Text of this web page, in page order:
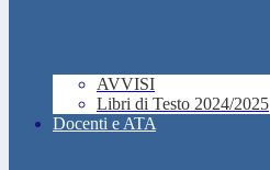
AVVISI
Libri di Testo 2024/2025
Docenti e ATA